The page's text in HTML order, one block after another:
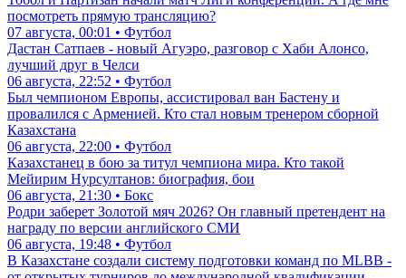
посмотреть прямую трансляцию?
07 августа, 00:01 • Футбол
Дастан Сатпаев - новый Агуэро, разговор с Хаби Алонсо,
лучший друг в Челси
06 августа, 22:52 • Футбол
Был чемпионом Европы, ассистировал ван Бастену и
провалился с Арменией. Кто стал новым тренером сборной
Казахстана
06 августа, 22:00 • Футбол
Казахстанец в бою за титул чемпиона мира. Кто такой
Мейирим Нурсултанов: биография, бои
06 августа, 21:30 • Бокс
Родри заберет Золотой мяч 2026? Он главный претендент на
награду по версии английского СМИ
06 августа, 19:48 • Футбол
В Казахстане создали систему подготовки команд по MLBB -